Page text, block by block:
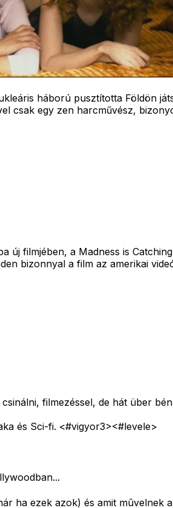
háború pusztította Földön
csak egy zen harcművész,
új filmjében, a Madness is
bizonnyal a film az amerikai
filmezéssel, de hát über
és Sci-fi. <#vigyor3><#levele>
ha ezek azok) és amit mûvelnek